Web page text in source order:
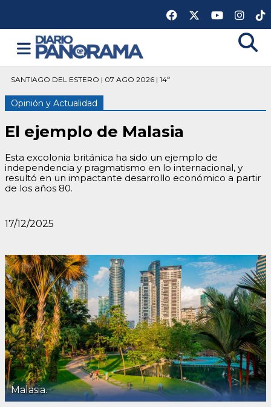
SANTIAGO DEL ESTERO | 07 AGO 2026 | 14º
Opinión y Actualidad
El ejemplo de Malasia
Esta excolonia británica ha sido un ejemplo de
independencia y pragmatismo en lo internacional, y
resultó en un impactante desarrollo económico a partir
de los años 80.
17/12/2025
Malasia.